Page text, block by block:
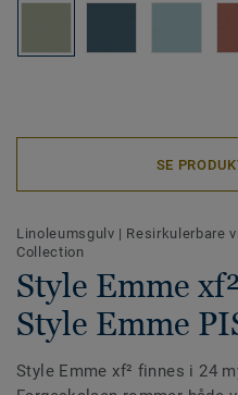
SE
Linoleumsgulv | Resirkulerbare
Collection
Style Emme
Style Emme
Style Emme xf² finnes i 24